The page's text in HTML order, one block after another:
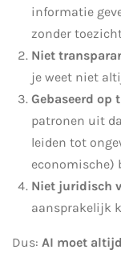
informatie
zonder
Niet
je weet niet
Gebaseerd op
patronen uit
leiden tot
economische)
Niet juridisch
aansprakelijk
Dus: AI moet